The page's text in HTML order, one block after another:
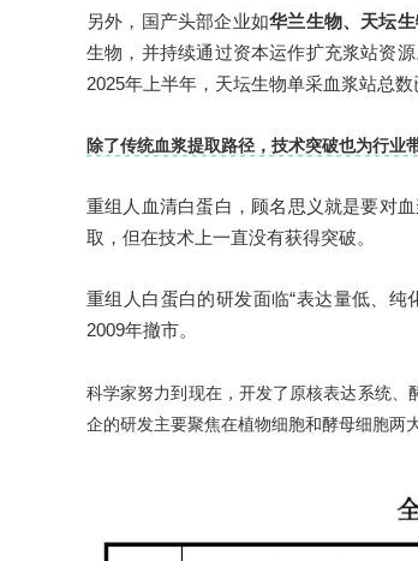
另外，国产头部企业如华兰生物、天坛
生物，并持续通过资本运作扩充浆站资
2025年上半年，天坛生物单采血浆站总
除了传统血浆提取路径，技术突破也为行业
重组人血清白蛋白，顾名思义就是要对
取，但在技术上一直没有获得突破。
重组人白蛋白的研发面临“表达量低、
2009年撤市。
科学家努力到现在，开发了原核表达系统、
企的研发主要聚焦在植物细胞和酵母细胞两